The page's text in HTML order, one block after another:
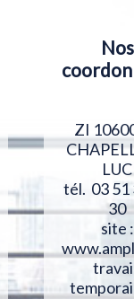
Nos
ZI
LUC
tél. 03 51
30
site :